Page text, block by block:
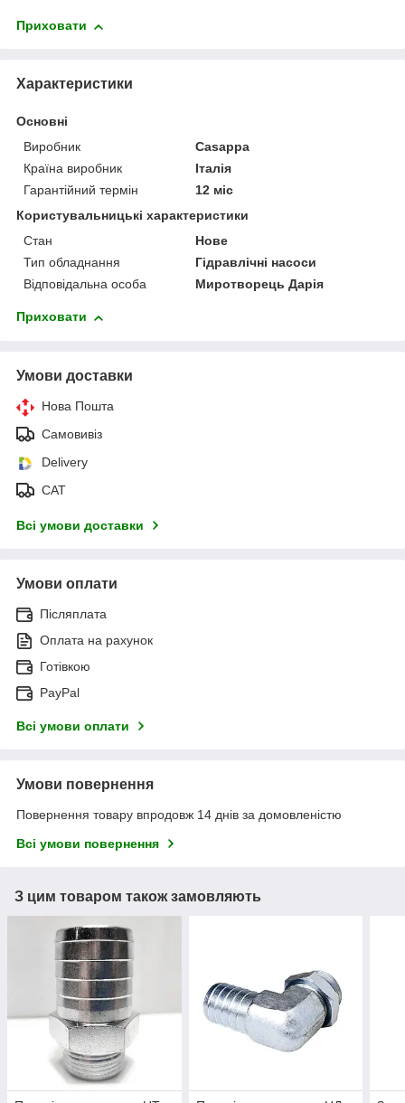
Приховати
Характеристики
Основні
Виробник
Casappa
Країна виробник
Італія
Гарантійний термін
12 міс
Користувальницькі характеристики
Стан
Нове
Тип обладнання
Гідравлічні насоси
Відповідальна особа
Миротворець Дарія
Приховати
Умови доставки
Нова Пошта
Самовивіз
Delivery
САТ
Всі умови доставки
Умови оплати
Післяплата
Оплата на рахунок
Готівкою
PayPal
Всі умови оплати
Умови повернення
Повернення товару впродовж 14 днів за домовленістю
Всі умови повернення
З цим товаром також замовляють